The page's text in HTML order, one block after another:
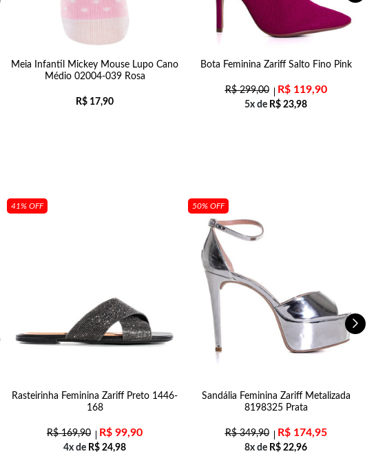
Meia Infantil Mickey Mouse Lupo Cano
Médio 02004-039 Rosa
R$ 17,90
Bota Feminina Zariff Salto Fino Pink
R$299,00 R$119,90
5x de R$ 23,98
41% OFF
Rasteirinha Feminina Zariff Preto 1446-
168
R$169,90 R$ 99,90
4x de R$ 24,98
50% OFF
Sandália Feminina Zariff Metalizada
8198325 Prata
R$349,90 R$174,95
8x de R$ 22,96